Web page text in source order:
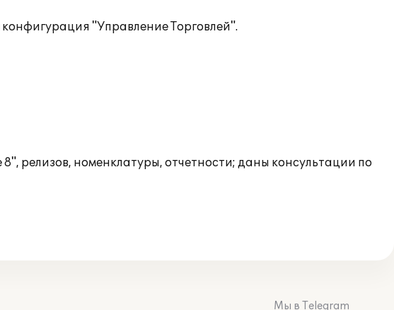
"Управление Торговлей".
релизов, номенклатуры, отчетности; даны консультации по
Мы в Telegram